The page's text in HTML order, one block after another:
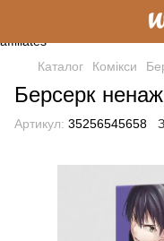
Каталог Комікси
Берсерк
Артикул: 35256545658